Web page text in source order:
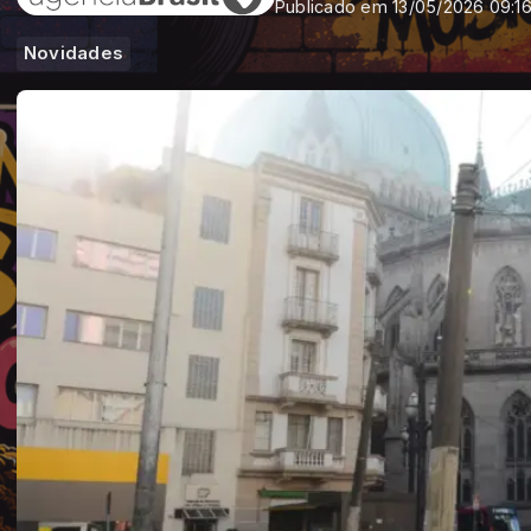
Publicado em 13/05/2026 09:16
Novidades